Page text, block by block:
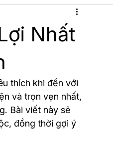
Nhất
thích khi đến với
và trọn vẹn nhất,
Bài viết này sẽ
đồng thời gợi ý